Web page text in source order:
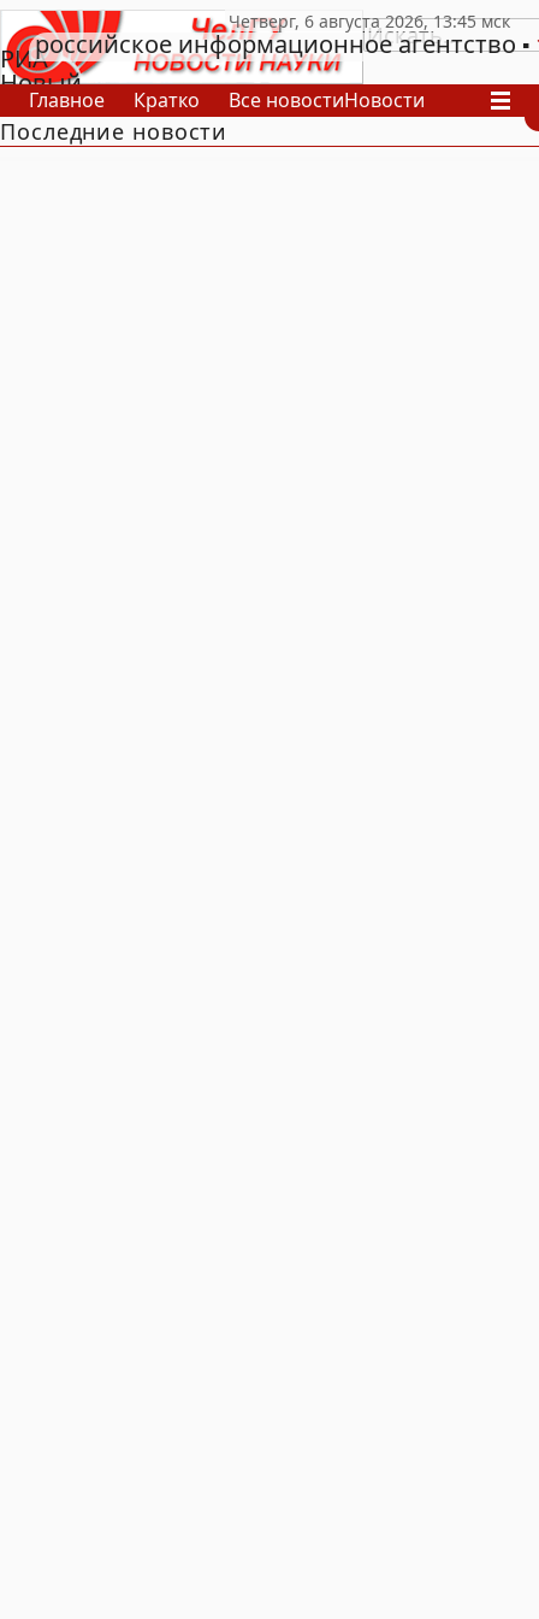
РИА
Новый
День
российское информационное агентство
Главное Кратко Все новостиНовости
В России
В мире
Последние новости